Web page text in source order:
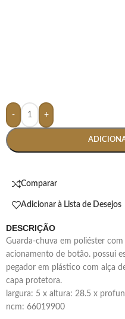
- +
Comparar
Adicionar à Lista de Desejos
DESCRIÇÃO
guarda-chuva em poliéster com abertura automática por
acionamento de botão. possui
pegador em plástico com alça
capa protetora.
largura: 5 x altura: 28.5 x
ncm: 66019900